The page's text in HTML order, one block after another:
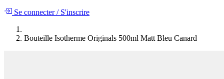
Se connecter/S'inscrire
Bouteille Isotherme Originals 500ml Matt Bleu Canard